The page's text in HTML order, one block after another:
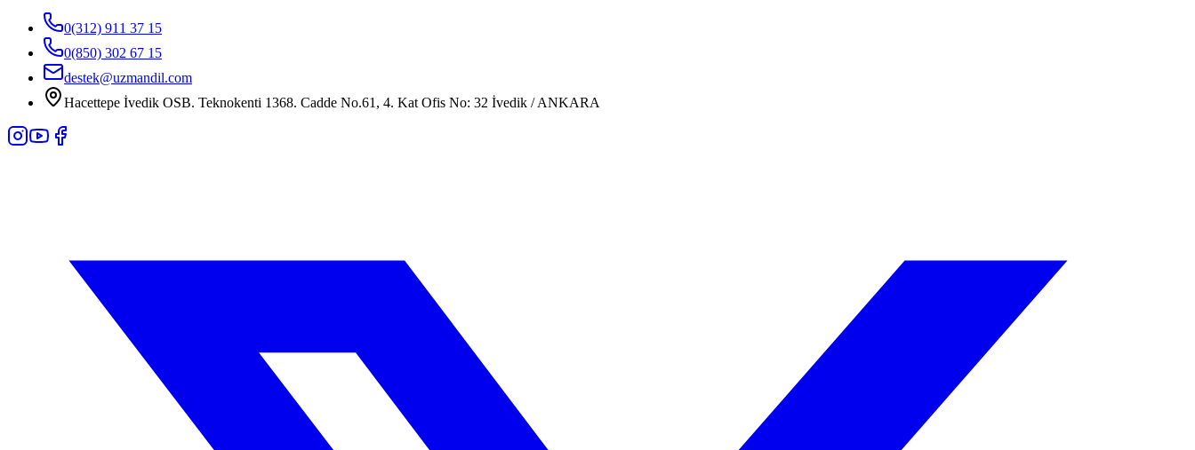
0(312) 911 37 15
0(850) 302 67 15
destek@uzmandil.com
Hacettepe İvedik OSB. Teknokenti 1368. Cadde No.61, 4. Kat Ofis No: 32 İvedik / ANKARA